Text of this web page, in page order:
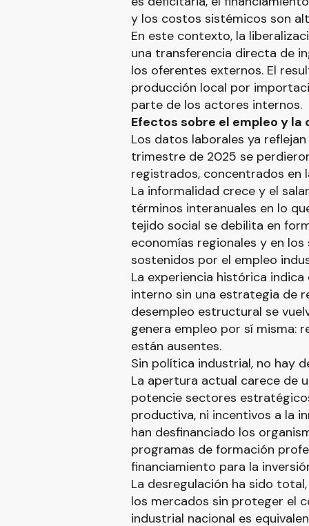
y los costos sistémicos son
En este contexto, la
una transferencia directa de
los oferentes externos. El
producción local por
parte de los actores internos.
Efectos sobre el empleo y la
Los datos laborales ya
trimestre de 2025 se
registrados, concentrados en
La informalidad crece y el
términos interanuales en lo
tejido social se debilita en
economías regionales y en
sostenidos por el empleo
La experiencia histórica
interno sin una estrategia de
desempleo estructural se
genera empleo por sí misma:
están ausentes.
Sin política industrial, no hay
La apertura actual carece de
potencie sectores
productiva, ni incentivos a la
han desfinanciado los
programas de formación
financiamiento para la
La desregulación ha sido
los mercados sin proteger el
industrial nacional es